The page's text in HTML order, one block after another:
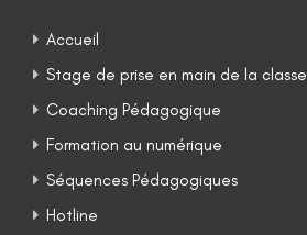
Accueil
Stage de prise en main de la classe
Coaching Pédagogique
Formation au numérique
Séquences Pédagogiques
Hotline